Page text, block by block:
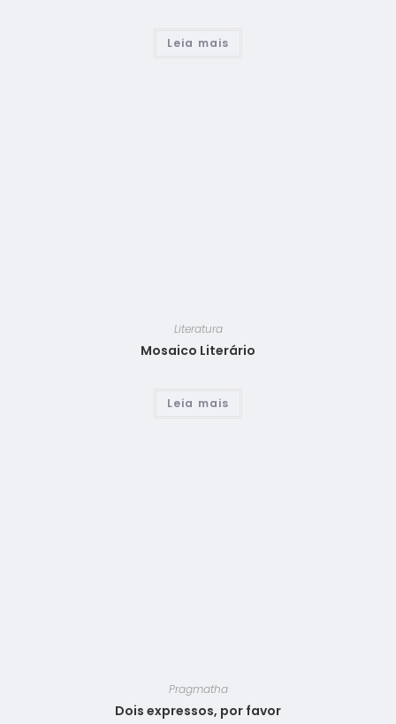
Leia mais
Literatura
Mosaico Literário
Leia mais
Pragmatha
Dois expressos, por favor